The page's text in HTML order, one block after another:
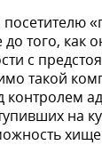
того, как
с
такой
на